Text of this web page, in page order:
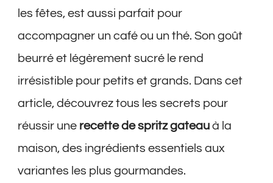
les fêtes, est aussi parfait pour
accompagner un café ou un thé. Son goût
beurré et légèrement sucré le rend
irrésistible pour petits et grands. Dans cet
article, découvrez tous les secrets pour
réussir une recette de spritz gateau à la
maison, des ingrédients essentiels aux
variantes les plus gourmandes.